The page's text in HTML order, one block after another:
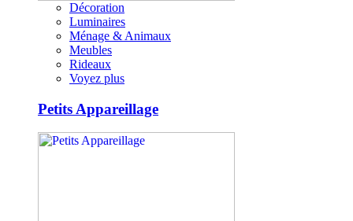
Décoration
Luminaires
Ménage & Animaux
Meubles
Rideaux
Voyez plus
Petits Appareillage